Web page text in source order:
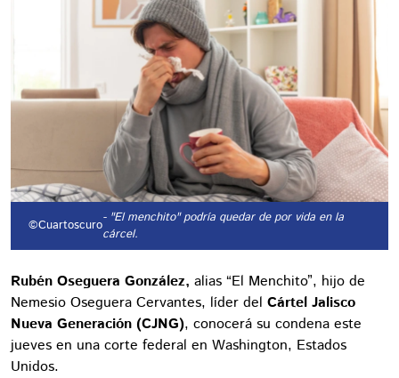
©Cuartoscuro- "El menchito" podría quedar de por vida en la
cárcel.
Rubén Oseguera González, alias “El Menchito”, hijo de
Nemesio Oseguera Cervantes, líder del Cártel Jalisco
Nueva Generación (CJNG), conocerá su condena este
jueves en una corte federal en Washington, Estados
Unidos.